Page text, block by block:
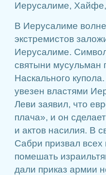
Иерусалиме,
В Иерусалиме
экстремистов
Иерусалиме.
святыни
Наскального
увезен властями
Леви заявил, что
плача», и он
и актов насилия. В
Сабри призвал всех
помешать
дали приказ армии